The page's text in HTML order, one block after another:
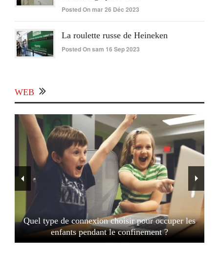
Posted On mar 26 Déc 2023
La roulette russe de Heineken
Posted On sam 16 Sep 2023
WEB
Quel type de connexion choisir pour occuper les
enfants pendant le confinement ?